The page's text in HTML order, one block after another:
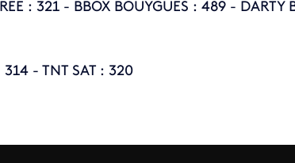
: 321 - BBOX BOUYGUES : 489 - DARTY
- TNT SAT : 320